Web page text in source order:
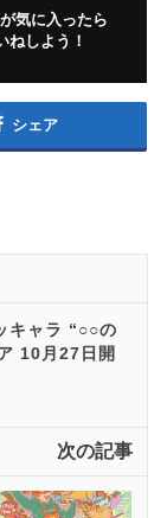
気に入ったら
ねしよう！
シェア
キャラ “○○の
10月27日開
次の記事